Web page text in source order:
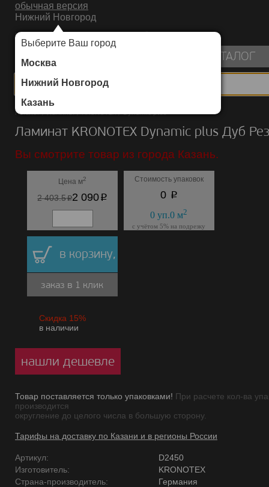
обычная версия
Нижний Новгород
Выберите Ваш город
Москва
Нижний Новгород
Казань
ИНТЕРНЕТ-МАГАЗИН НАПОЛЬНЫХ ПОКРЫТИЙ
КАТАЛОГ
Каталог/Ламинат/KRONOTEX/Dynamic plus
Ламинат KRONOTEX Dynamic plus Дуб
Вы смотрите товар из города Казань.
Цена м2
2 403.5p2 090p
Стоимость упаковок
0 p
0 уп.0 м2
с учётом 5% на подрезку
в корзину,
заказ в 1 клик
Скидка 15%
в наличии
нашли дешевле
Товар поставляется только упаковками! При расчете кол-ва
производится
округление до целого числа в большую сторону.
Тарифы на доставку по Казани и в регионы России
Артикул:
D2450
Изготовитель:
KRONOTEX
Страна-производитель:
Германия